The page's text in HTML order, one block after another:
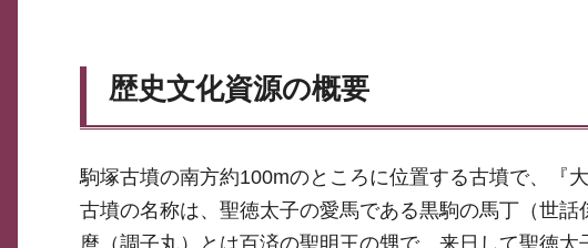
歴史文化資源の概要
駒塚古墳の南方約100mのところに位置する古墳で、『
古墳の名称は、聖徳太子の愛馬である黒駒の馬丁（世